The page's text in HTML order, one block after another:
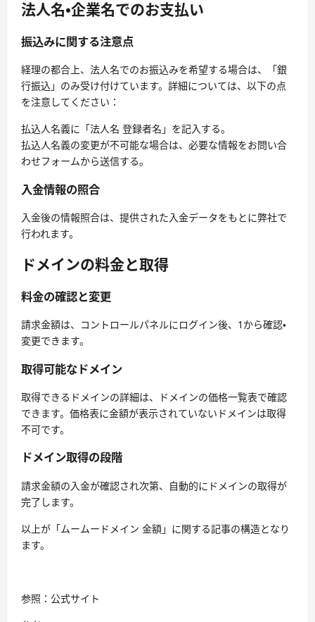
法人名・企業名でのお支払い
振込みに関する注意点
経理の都合上、法人名でのお振込みを希望する場合は、「銀
行振込」のみ受け付けています。詳細については、以下の点
を注意してください：
払込人名義に「法人名 登録者名」を記入する。
払込人名義の変更が不可能な場合は、必要な情報をお問い合
わせフォームから送信する。
入金情報の照合
入金後の情報照合は、提供された入金データをもとに弊社で
行われます。
ドメインの料金と取得
料金の確認と変更
請求金額は、コントロールパネルにログイン後、​1​から確認・
変更できます。
取得可能なドメイン
取得できるドメインの詳細は、ドメインの価格一覧表で確認
できます。価格表に金額が表示されていないドメインは取得
不可です。
ドメイン取得の段階
請求金額の入金が確認され次第、自動的にドメインの取得が
完了します。
以上が「ムームードメイン 金額」に関する記事の構造となり
ます。
参照：公式サイト